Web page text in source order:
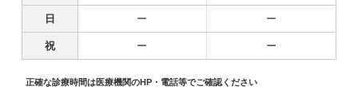
日 ー ー
祝 ー ー
正確な診療時間は医療機関のHP・電話等でご確認ください